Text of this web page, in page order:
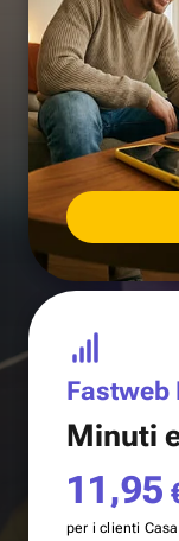
Fastweb
Minuti
11,95
per i clienti